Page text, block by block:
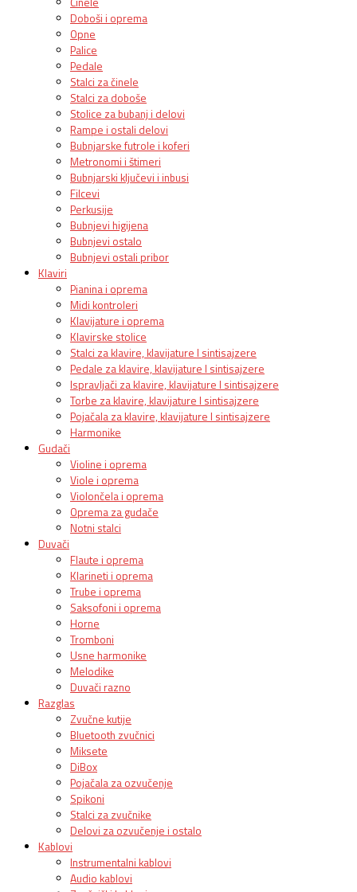
Doboši i oprema
Opne
Palice
Pedale
Stalci za činele
Stalci za doboše
Stolice za bubanj i delovi
Rampe i ostali delovi
Bubnjarske futrole i koferi
Metronomi i štimeri
Bubnjarski ključevi i inbusi
Filcevi
Perkusije
Bubnjevi higijena
Bubnjevi ostalo
Bubnjevi ostali pribor
Klaviri
Pianina i oprema
Midi kontroleri
Klavijature i oprema
Klavirske stolice
Stalci za klavire, klavijature I sintisajzere
Pedale za klavire, klavijature I sintisajzere
Ispravljači za klavire, klavijature I sintisajzere
Torbe za klavire, klavijature I sintisajzere
Pojačala za klavire, klavijature I sintisajzere
Harmonike
Gudači
Violine i oprema
Viole i oprema
Violončela i oprema
Oprema za gudače
Notni stalci
Duvači
Flaute i oprema
Klarineti i oprema
Trube i oprema
Saksofoni i oprema
Horne
Tromboni
Usne harmonike
Melodike
Duvači razno
Razglas
Zvučne kutije
Bluetooth zvučnici
Miksete
DiBox
Pojačala za ozvučenje
Spikoni
Stalci za zvučnike
Delovi za ozvučenje i ostalo
Kablovi
Instrumentalni kablovi
Audio kablovi